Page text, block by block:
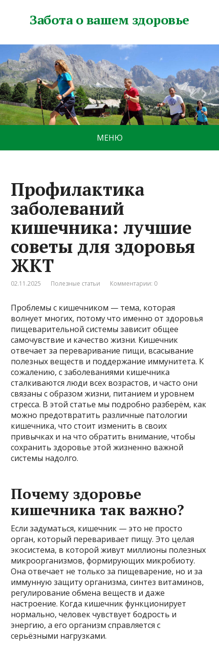
Забота о вашем здоровье
МЕНЮ
Профилактика
заболеваний
кишечника: лучшие
советы для здоровья
ЖКТ
02.11.2025 Полезные статьи Комментарии: 0
Проблемы с кишечником — тема, которая
волнует многих, потому что именно от здоровья
пищеварительной системы зависит общее
самочувствие и качество жизни. Кишечник
отвечает за переваривание пищи, всасывание
полезных веществ и поддержание иммунитета. К
сожалению, с заболеваниями кишечника
сталкиваются люди всех возрастов, и часто они
связаны с образом жизни, питанием и уровнем
стресса. В этой статье мы подробно разберём, как
можно предотвратить различные патологии
кишечника, что стоит изменить в своих
привычках и на что обратить внимание, чтобы
сохранить здоровье этой жизненно важной
системы надолго.
Почему здоровье
кишечника так важно?
Если задуматься, кишечник — это не просто
орган, который переваривает пищу. Это целая
экосистема, в которой живут миллионы полезных
микроорганизмов, формирующих микробиоту.
Она отвечает не только за пищеварение, но и за
иммунную защиту организма, синтез витаминов,
регулирование обмена веществ и даже
настроение. Когда кишечник функционирует
нормально, человек чувствует бодрость и
энергию, а его организм справляется с
серьёзными нагрузками.